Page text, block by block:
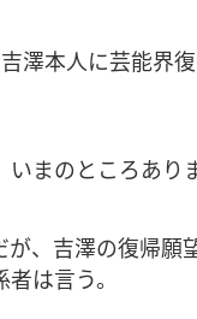
澤本人に芸能界
いまのところあり
が、吉澤の復帰願
は言う。